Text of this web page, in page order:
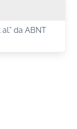
da ABNT